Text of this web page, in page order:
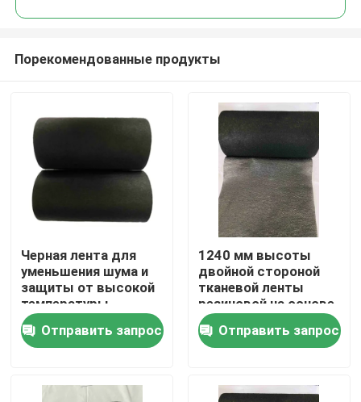
Главная страница
Продукция
Порекомендованные продукты
Черная лента для
уменьшения шума и
защиты от высокой
температуры
Отправить запрос
1240 мм высоты
двойной стороной
тканевой ленты
резиновой на основе
клея для нормальной
температуры
Отправить запрос